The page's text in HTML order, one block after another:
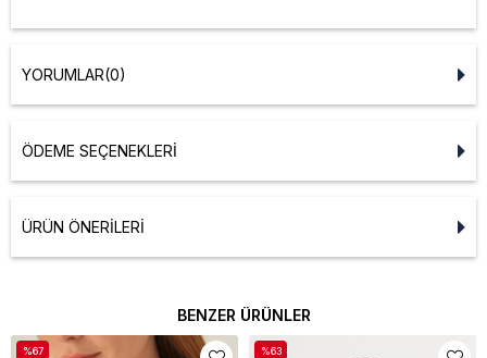
YORUMLAR(0)
ÖDEME SEÇENEKLERI
ÜRÜN ÖNERILERI
BENZER ÜRÜNLER
%67 %63